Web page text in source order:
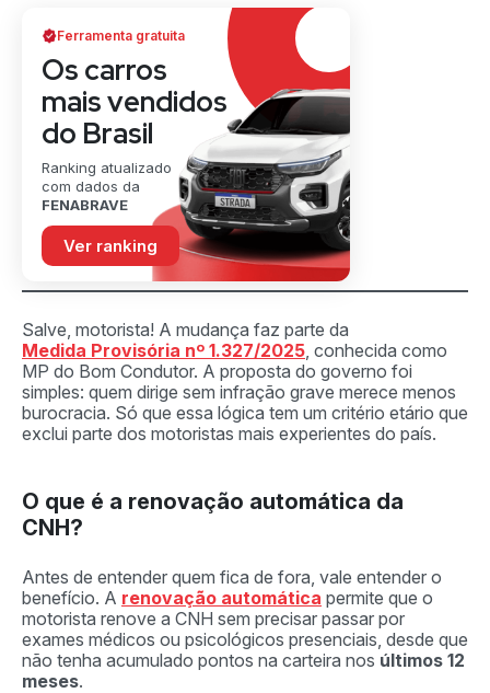
Ferramenta gratuita
Os carros
mais vendidos
do Brasil
Ranking atualizado
com dados da
FENABRAVE
Ver ranking
Salve, motorista! A mudança faz parte da
Medida Provisória nº 1.327/2025, conhecida como
MP do Bom Condutor. A proposta do governo foi
simples: quem dirige sem infração grave merece menos
burocracia. Só que essa lógica tem um critério etário que
exclui parte dos motoristas mais experientes do país.
O que é a renovação automática da
CNH?
Antes de entender quem fica de fora, vale entender o
benefício. A renovação automática permite que o
motorista renove a CNH sem precisar passar por
exames médicos ou psicológicos presenciais, desde que
não tenha acumulado pontos na carteira nos últimos 12
meses.